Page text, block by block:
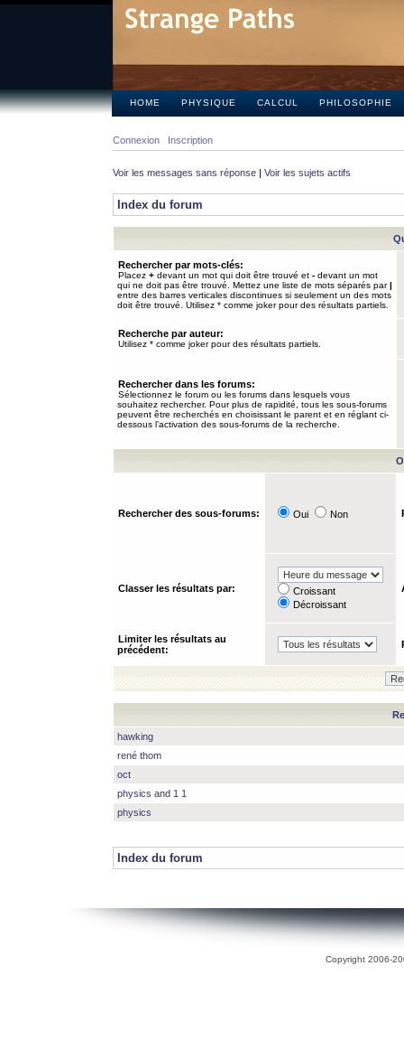
HOME PHYSIQUE CALCUL PHILOSOPHIE
Connexion Inscription
Voir les messages sans réponse | Voir les sujets actifs
Index du forum
Rechercher par mots-clés:
Placez + devant un mot qui doit être trouvé et - devant un mot
qui ne doit pas être trouvé. Mettez une liste de mots séparés par|
entre des barres verticales discontinues si seulement un des mots
doit être trouvé. Utilisez * comme joker pour des résultats partiels.
Recherche par auteur:
Utilisez * comme joker pour des résultats partiels.
Rechercher dans les forums:
Sélectionnez le forum ou les forums dans lesquels vous
souhaitez rechercher. Pour plus de rapidité, tous les sous-forums
peuvent être recherchés en choisissant le parent et en réglant ci-
dessous l’activation des sous-forums de la recherche.
Rechercher des sous-forums: Oui Non
Classer les résultats par:
Croissant
Décroissant
Limiter les résultats au
précédent:
hawking
rené thom
oct
physics and 1 1
physics
Index du forum
Copyright 2006-